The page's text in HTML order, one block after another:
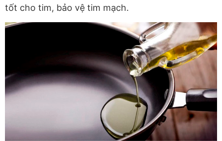
tốt cho tim, bảo vệ tim mạch.